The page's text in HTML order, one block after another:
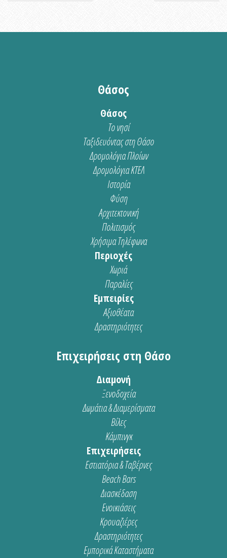
Θάσος
Θάσος
Το νησί
Ταξιδευόντας στη Θάσο
Δρομολόγια Πλοίων
Δρομολόγια ΚΤΕΛ
Ιστορία
Φύση
Αρχιτεκτονική
Πολιτισμός
Χρήσιμα Τηλέφωνα
Περιοχές
Χωριά
Παραλίες
Εμπειρίες
Αξιοθέατα
Δραστηριότητες
Επιχειρήσεις στη Θάσο
Διαμονή
Ξενοδοχεία
Δωμάτια & Διαμερίσματα
Βίλες
Κάμπινγκ
Επιχειρήσεις
Εστιατόρια & Ταβέρνες
Beach Bars
Διασκέδαση
Ενοικιάσεις
Κρουαζιέρες
Δραστηριότητες
Εμπορικά Καταστήματα